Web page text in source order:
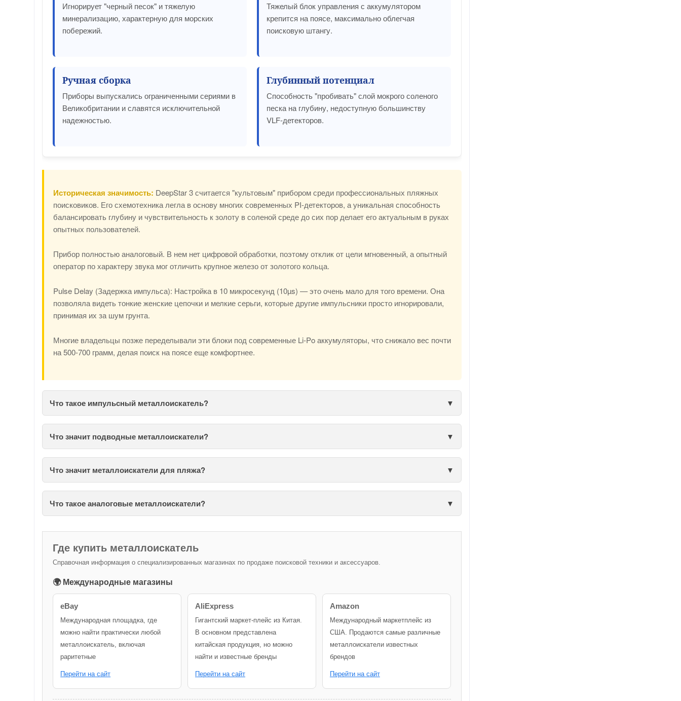
Игнорирует "черный песок" и тяжелую
минерализацию, характерную для морских
побережий.
Тяжелый блок управления с аккумулятором
крепится на поясе, максимально облегчая
поисковую штангу.
Ручная сборка
Приборы выпускались ограниченными сериями в
Великобритании и славятся исключительной
надежностью.
Глубинный потенциал
Способность "пробивать" слой мокрого соленого
песка на глубину, недоступную большинству
VLF-детекторов.
Историческая значимость: DeepStar 3 считается "культовым" прибором среди профессиональных пляжных
поисковиков. Его схемотехника легла в основу многих современных PI-детекторов, а уникальная способность
балансировать глубину и чувствительность к золоту в соленой среде до сих пор делает его актуальным в руках
опытных пользователей.
Прибор полностью аналоговый. В нем нет цифровой обработки, поэтому отклик от цели мгновенный, а опытный
оператор по характеру звука мог отличить крупное железо от золотого кольца.
Pulse Delay (Задержка импульса): Настройка в 10 микросекунд (10µs) — это очень мало для того времени. Она
позволяла видеть тонкие женские цепочки и мелкие серьги, которые другие импульсники просто игнорировали,
принимая их за шум грунта.
Многие владельцы позже переделывали эти блоки под современные Li-Po аккумуляторы, что снижало вес почти
на 500-700 грамм, делая поиск на поясе еще комфортнее.
Что такое импульсный металлоискатель?
Что значит подводные металлоискатели?
Что значит металлоискатели для пляжа?
Что такое аналоговые металлоискатели?
Где купить металлоискатель
Справочная информация о специализированных магазинах по продаже поисковой техники и аксессуаров.
🌍 Международные магазины
eBay
Международная площадка, где
можно найти практически любой
металлоискатель, включая
раритетные
Перейти на сайт
AliExpress
Гигантский маркет-плейс из Китая.
В основном представлена
китайская продукция, но можно
найти и известные бренды
Перейти на сайт
Amazon
Международный маркетплейс из
США. Продаются самые различные
металлоискатели известных
брендов
Перейти на сайт